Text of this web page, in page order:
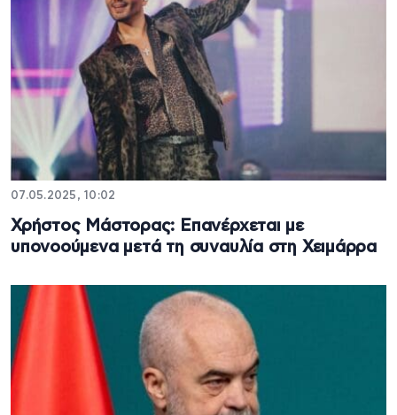
07.05.2025, 10:02
Χρήστος Μάστορας: Επανέρχεται με
υπονοούμενα μετά τη συναυλία στη Χειμάρρα